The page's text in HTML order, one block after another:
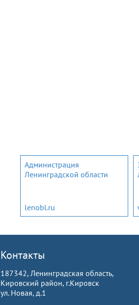
Администрация
Ленинградской области
lenobl.ru
Контакты
187342, Ленинградская область,
Кировский район, г.Кировск
ул. Новая, д.1